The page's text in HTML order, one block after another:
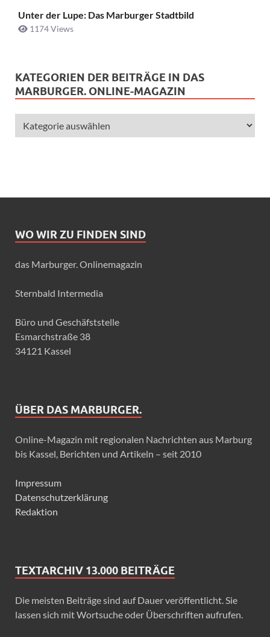
Unter der Lupe: Das Marburger Stadtbild
1174 Views
KATEGORIEN DER BEITRÄGE IN DAS
MARBURGER. ONLINE-MAGAZIN
WO WIR ZU FINDEN SIND
das Marburger. Onlinemagazin
Sternbald Intermedia
Büro und Geschäfststelle
Esmarchstraße 38
34121 Kassel
ÜBER DAS MARBURGER.
Online-Magazin mit regionalen Nachrichten aus Marburg
bis Kassel, Berichten und Artikeln – seit 2010
Impressum
Datenschutzerklärung
Redaktion
TEXTARCHIV 13.000 BEITRÄGE
Die meisten Beiträge sind auf Dauer veröffentlicht. Sie
lassen sich mit Wortsuche oder Überschriften aufrufen.